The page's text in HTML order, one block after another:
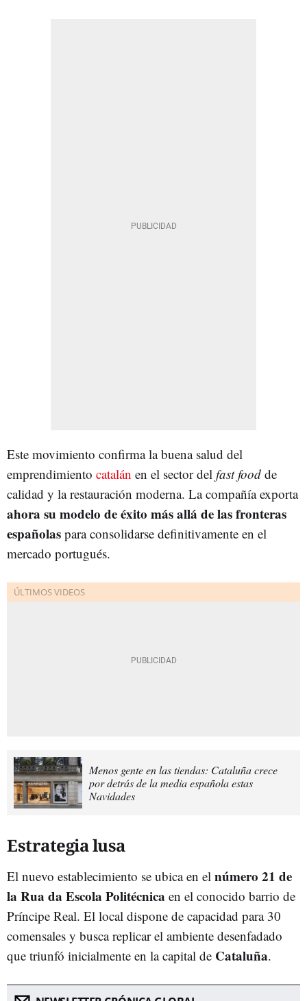
Este movimiento confirma la buena salud del
emprendimiento catalán en el sector del fast food de
calidad y la restauración moderna. La compañía exporta
ahora su modelo de éxito más allá de las fronteras
españolas para consolidarse definitivamente en el
mercado portugués.
Menos gente en las tiendas: Cataluña crece
por detrás de la media española estas
Navidades
Estrategia lusa
El nuevo establecimiento se ubica en el número 21 de
la Rua da Escola Politécnica en el conocido barrio de
Príncipe Real. El local dispone de capacidad para 30
comensales y busca replicar el ambiente desenfadado
que triunfó inicialmente en la capital de Cataluña.